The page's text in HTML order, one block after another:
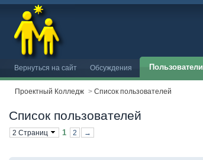
Вернуться на сайт Обсуждения Пользователи
Проектный Колледж > Список пользователей
Список пользователей
2 Страниц 1 2 →